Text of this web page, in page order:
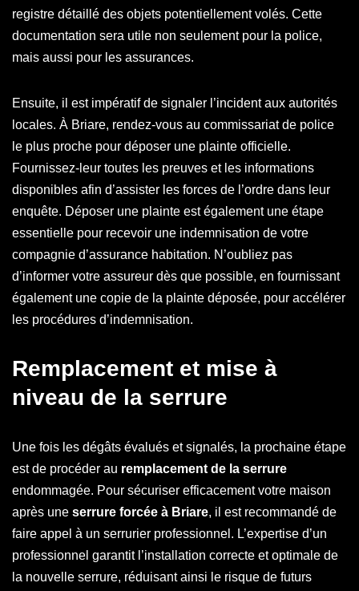
registre détaillé des objets potentiellement volés. Cette
documentation sera utile non seulement pour la police,
mais aussi pour les assurances.
Ensuite, il est impératif de signaler l’incident aux autorités
locales. À Briare, rendez-vous au commissariat de police
le plus proche pour déposer une plainte officielle.
Fournissez-leur toutes les preuves et les informations
disponibles afin d’assister les forces de l’ordre dans leur
enquête. Déposer une plainte est également une étape
essentielle pour recevoir une indemnisation de votre
compagnie d’assurance habitation. N’oubliez pas
d’informer votre assureur dès que possible, en fournissant
également une copie de la plainte déposée, pour accélérer
les procédures d’indemnisation.
Remplacement et mise à
niveau de la serrure
Une fois les dégâts évalués et signalés, la prochaine étape
est de procéder au remplacement de la serrure
endommagée. Pour sécuriser efficacement votre maison
après une serrure forcée à Briare, il est recommandé de
faire appel à un serrurier professionnel. L’expertise d’un
professionnel garantit l’installation correcte et optimale de
la nouvelle serrure, réduisant ainsi le risque de futurs